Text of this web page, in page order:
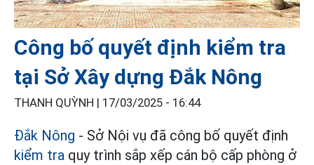
Công bố quyết định kiểm tra
tại Sở Xây dựng Đắk Nông
THANH QUỲNH | 17/03/2025 - 16:44
Đắk Nông - Sở Nội vụ đã công bố quyết định
kiểm tra quy trình sắp xếp cán bộ cấp phòng ở